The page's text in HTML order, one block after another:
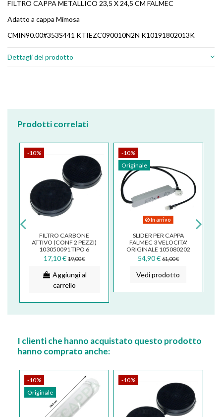
FILTRO CAPPA METALLICO 23,5 X 24,5 CM FALMEC
Adatto a cappa Mimosa
CMIN90.00#353S441 KTIEZC090010N2N K10191802013K
Dettagli del prodotto
Prodotti correlati
-10%
FILTRO CARBONE
ATTIVO (CONF 2 PEZZI)
103050091 TIPO 6
CIRCOLARE DIAMETRO
17 CM FALMEC...
17,10 € 19,00 €
Aggiungi al
carrello
-10%
Originale
In arrivo
SLIDER PER CAPPA
FALMEC 3 VELOCITA'
ORIGINALE 105080202
54,90 € 61,00 €
Vedi prodotto
I clienti che hanno acquistato questo prodotto
hanno comprato anche:
-10%
Originale
-10%